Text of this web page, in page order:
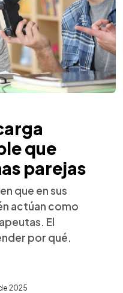
que
parejas
que en sus
actúan como
El
por qué.
2025